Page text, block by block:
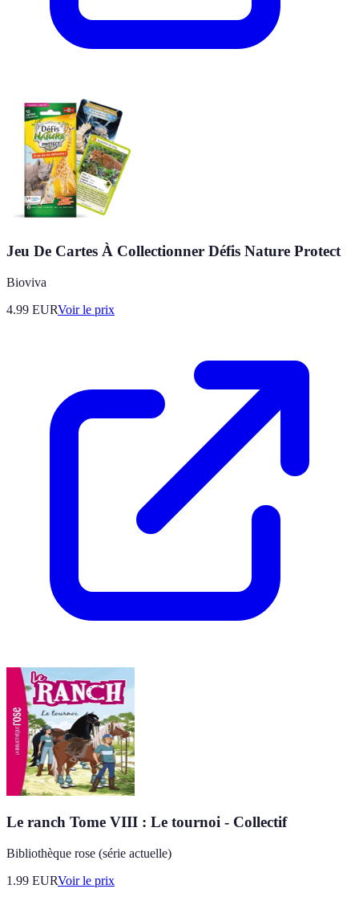
Jeu De Cartes À Collectionner Défis Nature Protect
Bioviva
4.99 EURVoir le prix
Le ranch Tome VIII : Le tournoi - Collectif
Bibliothèque rose (série actuelle)
1.99 EURVoir le prix